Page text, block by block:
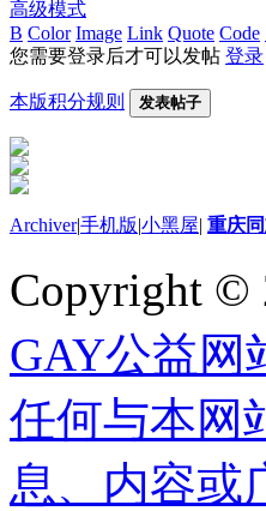
高级模式
B Color Image Link Quote Code
您需要登录后才可以发帖 登录
本版积分规则 发表帖子
Archiver|手机版|小黑屋| 重庆
Copyright ©
GAY公益网
任何与本网
息、内容或